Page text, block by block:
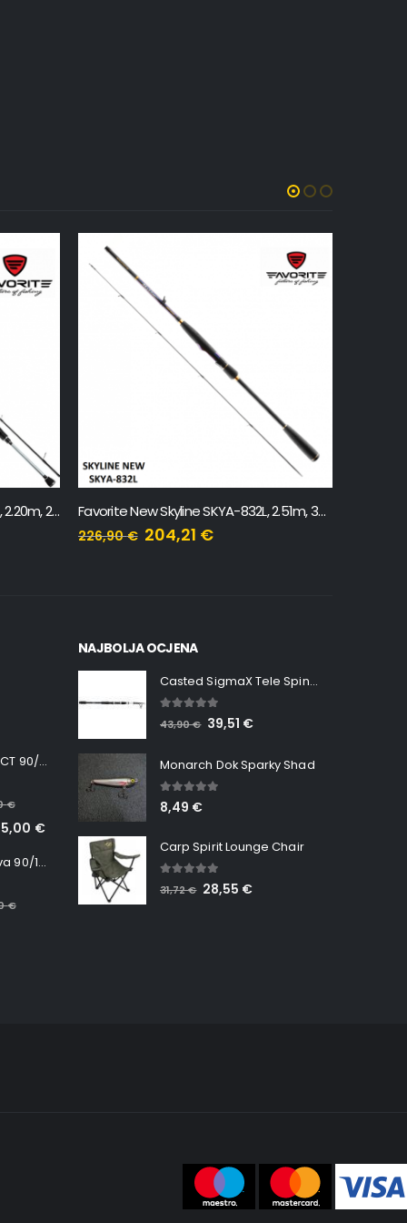
Favorite Impulse New IMPA-732L, 2.20m, 2-10g Favorite New Skyline SKYA-832L, 2.51m, 3-14g
226,90€ 204,21 €
Minn Kota RT INSTINCT 90/115 WR QUEST
€
€
Minn Kota RT Terrova 90/115 WR QUEST
€
NAJBOLJA OCJENA
Casted SigmaX Tele Spin, 300cm, 40-80gr
out of 5
43,90€ 39,51 €
Monarch Dok Sparky Shad
5.00
8,49 €
Carp Spirit Lounge Chair
out of 5
31,72€ 28,55 €